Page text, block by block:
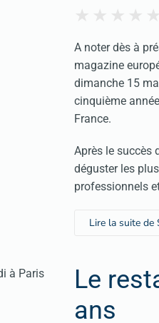
A noter dès à
magazine
dimanche 15
cinquième
France.
Après le succès
déguster les
professionnels
Lire la suite de
Le
ans